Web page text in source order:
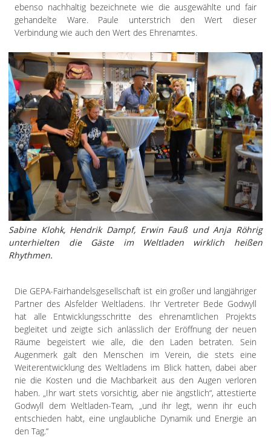
ebenso nachhaltig bezeichnete wie die ausgewählte und fair
gehandelte Ware. Paule unterstrich den Wert dieser
Verbindung wie auch den Wert des Ehrenamtes.
Sabine Klohk, Hendrik Dampf, Erwin Fauß und Anja Röhrig
unterhielten die Gäste im Weltladen wirklich heißen
Rhythmen.
Die GEPA-Fairhandelsgesellschaft ist ein großer und langjähriger
Partner des Alsfelder Weltladens. Ihr Vertreter Bede Godwyll
hat alle Entwicklungsschritte des ehrenamtlichen Projekts
begleitet und zeigte sich anlässlich der Eröffnung der neuen
Räume begeistert wie alle, die den Laden betraten. Sein
Augenmerk galt den Menschen im Verein, die stets eine
Weiterentwicklung des Weltladens im Blick hatten, dabei aber
nie die Kosten und die Machbarkeit aus den Augen verloren
haben. „Ihr wart stets vorsichtig, aber nie ängstlich“, attestierte
Godwyll dem Weltladen-Team, „und ihr legt, wenn ihr euch
entschieden habt, eine unglaubliche Dynamik und Energie an
den Tag.“